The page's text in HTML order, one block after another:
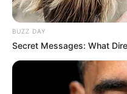
CIERRES VIALES
TRANSVERSAL DEL
FLORIDABLANCA
CIERRES VIALES
BUZZ DAY
Secret Messages: What